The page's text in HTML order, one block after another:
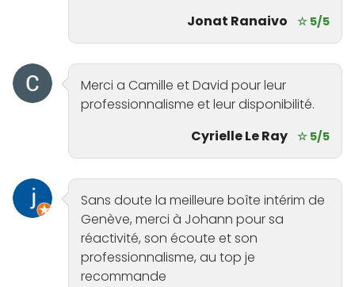
Jonat Ranaivo
☆ 5/5
Merci a Camille et David pour leur
professionnalisme et leur disponibilité.
Cyrielle Le Ray ☆ 5/5
Sans doute la meilleure boîte intérim de
Genève, merci à Johann pour sa
réactivité, son écoute et son
professionnalisme, au top je
recommande